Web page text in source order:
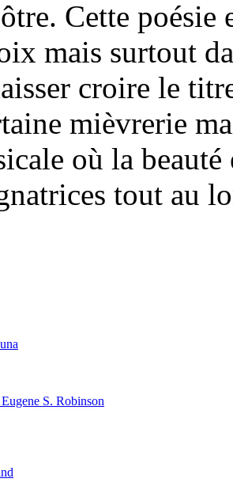
Cette poésie
mais surtout
croire le
mièvrerie
où la beauté
tout au
S. Robinson